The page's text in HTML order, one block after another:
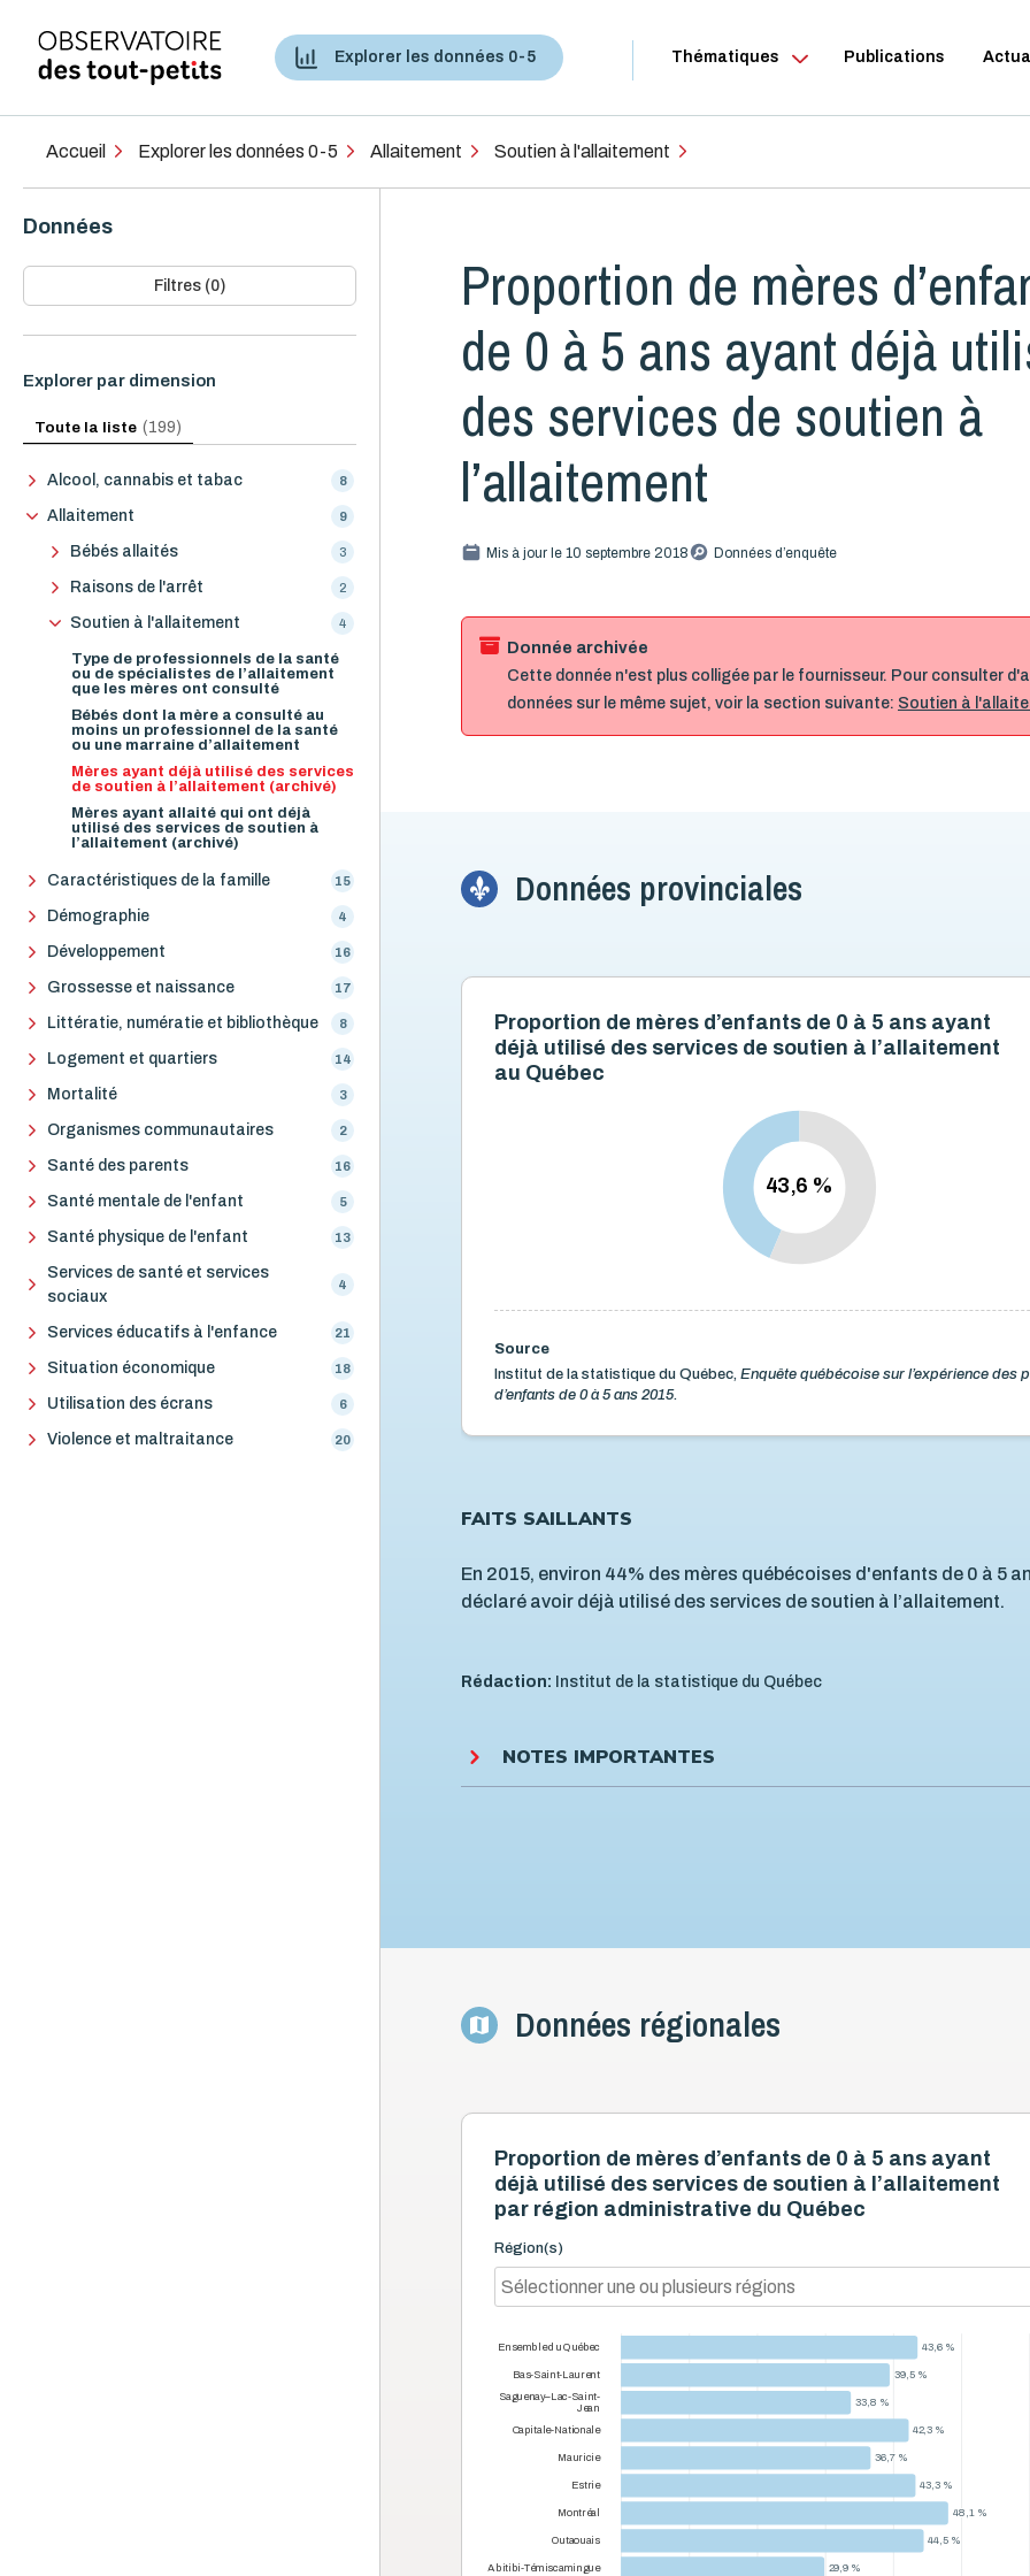
Thématiques
Explorer les données 0-5 Publications
Accueil Explorer les données 0-5 Allaitement Soutien à l'allaitement
Données
Filtres (0)
Explorer par dimension
Toute la liste (199)
Alcool, cannabis et tabac 8
Allaitement 9
Bébés allaités 3
Raisons de l'arrêt 2
Soutien à l'allaitement 4
Type de professionnels de la santé
ou de spécialistes de l’allaitement
que les mères ont consulté
Bébés dont la mère a consulté au
moins un professionnel de la santé
ou une marraine d’allaitement
Mères ayant déjà utilisé des services
de soutien à l’allaitement (archivé)
Mères ayant allaité qui ont déjà
utilisé des services de soutien à
l’allaitement (archivé)
Caractéristiques de la famille 15
Démographie 4
Développement 16
Grossesse et naissance 17
Littératie, numératie et bibliothèque 8
Logement et quartiers 14
Mortalité 3
Organismes communautaires 2
Santé des parents 16
Santé mentale de l'enfant 5
Santé physique de l'enfant 13
Services de santé et services
sociaux
4
Services éducatifs à l'enfance 21
Situation économique 18
Utilisation des écrans 6
Violence et maltraitance 20
Proportion de mères
de 0 à 5 ans ayant déjà
des services de soutien à
l’allaitement
Mis à jour le 10 septembre 2018 Données d’enquête
Donnée archivée
Cette donnée n'est plus colligée par le fournisseur. Pour consulter
données sur le même sujet, voir la section suivante: Soutien à
Données provinciales
Proportion de mères d’enfants de 0 à 5 ans ayant
déjà utilisé des services de soutien à l’allaitement
au Québec
43,6 %
Source
Institut de la statistique du Québec, Enquête québécoise sur l’expérience des
d’enfants de 0 à 5 ans 2015.
FAITS SAILLANTS
En 2015, environ 44% des mères québécoises d'enfants de 0 à 5
déclaré avoir déjà utilisé des services de soutien à l’allaitement.
Rédaction: Institut de la statistique du Québec
NOTES IMPORTANTES
Données régionales
Proportion de mères d’enfants de 0 à 5 ans ayant
déjà utilisé des services de soutien à l’allaitement
par région administrative du Québec
Région(s)
43,6 %
43,6 %
39,5 %
39,5 %
33,8 %
33,8 %
42,3 %
42,3 %
36,7 %
36,7 %
43,3 %
43,3 %
48,1 %
48,1 %
44,5 %
44,5 %
29,9 %
29,9 %
Ensemble du Québec
Bas-Saint-Laurent
Saguenay–Lac-Saint-
Jean
Capitale-Nationale
Mauricie
Estrie
Montréal
Outaouais
Abitibi-Témiscamingue